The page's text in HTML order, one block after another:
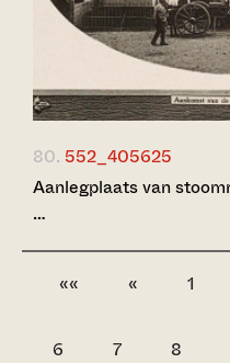
80. 552_405625
Aanlegplaats van
…
«« « 1
6 7 8